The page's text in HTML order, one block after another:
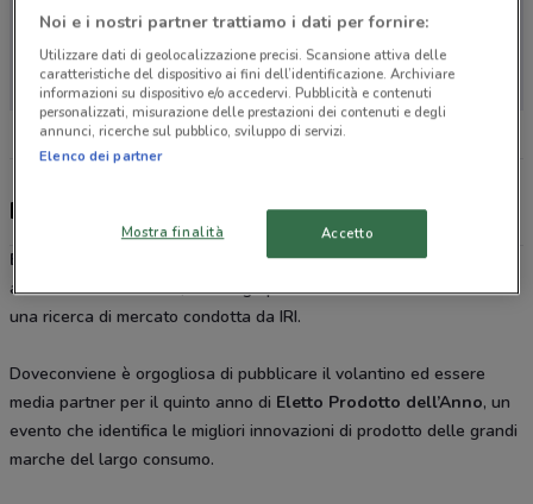
Non ci sono negozi nelle vicinanze
Eletto Prodotto Dell'Anno, offerte e negozi
Eletto Prodotto Dell'Anno
è il più importante premio
all'Innovazione in Italia, coinvolge più di 12.000 consumatori tramite
una ricerca di mercato condotta da IRI.
Doveconviene è orgogliosa di pubblicare il volantino ed essere
media partner per il quinto anno di Eletto Prodotto dell’Anno, un
evento che identifica le migliori innovazioni di prodotto delle grandi
marche del largo consumo.
Noi e i nostri partner trattiamo i dati per fornire:
Utilizzare dati di geolocalizzazione precisi. Scansione attiva delle
caratteristiche del dispositivo ai fini dell’identificazione. Archiviare
informazioni su dispositivo e/o accedervi. Pubblicità e contenuti
personalizzati, misurazione delle prestazioni dei contenuti e degli
annunci, ricerche sul pubblico, sviluppo di servizi.
Elenco dei partner
Mostra finalità Accetto